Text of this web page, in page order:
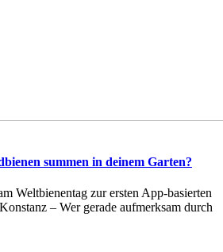
summen in deinem Garten?
Weltbienentag zur ersten App-basierten
– Wer gerade aufmerksam durch